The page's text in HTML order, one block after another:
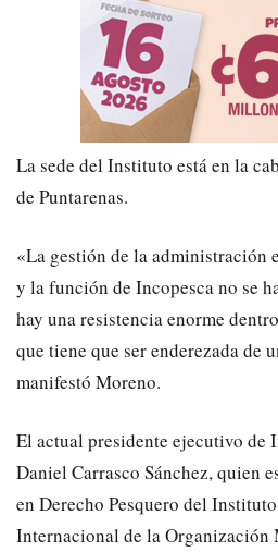
La sede del Instituto está en la
de Puntarenas.
«La gestión de la administración
y la función de Incopesca no se
hay una resistencia enorme
que tiene que ser enderezada de
manifestó Moreno.
El actual presidente ejecutivo de
Daniel Carrasco Sánchez, quien
en Derecho Pesquero del
Internacional de la